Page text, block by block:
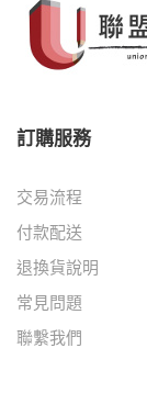
訂購服務
交易流程
付款配送
退換貨說明
常見問題
聯繫我們